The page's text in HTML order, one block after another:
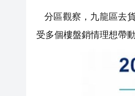
分區觀察，九龍區去
受多個樓盤銷情理想帶